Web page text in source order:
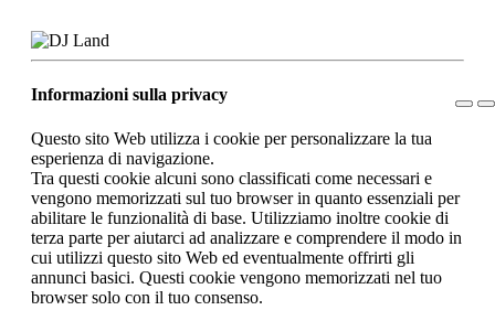
Informazioni sulla privacy
Questo sito Web utilizza i cookie per personalizzare la tua
esperienza di navigazione.
Tra questi cookie alcuni sono classificati come necessari e
vengono memorizzati sul tuo browser in quanto essenziali per
abilitare le funzionalità di base. Utilizziamo inoltre cookie di
terza parte per aiutarci ad analizzare e comprendere il modo in
cui utilizzi questo sito Web ed eventualmente offrirti gli
annunci basici. Questi cookie vengono memorizzati nel tuo
browser solo con il tuo consenso.